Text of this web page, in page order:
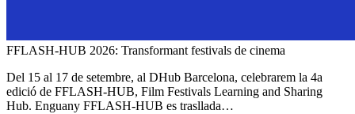
FFLASH-HUB 2026: Transformant festivals de cinema
Del 15 al 17 de setembre, al DHub Barcelona, celebrarem la 4a
edició de FFLASH-HUB, Film Festivals Learning and Sharing
Hub. Enguany FFLASH-HUB es trasllada…